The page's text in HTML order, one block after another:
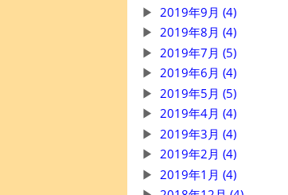
2019年9月 (4)
2019年8月 (4)
2019年7月 (5)
2019年6月 (4)
2019年5月 (5)
2019年4月 (4)
2019年3月 (4)
2019年2月 (4)
2019年1月 (4)